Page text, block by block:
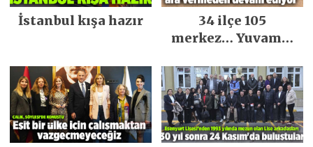
İstanbul kışa hazır
34 ilçe 105
merkez… Yuvamız
ara vermeden
devam ediyor